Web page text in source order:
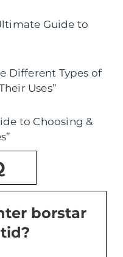
Guide to
Different Types of
Uses”
to Choosing &
borstar